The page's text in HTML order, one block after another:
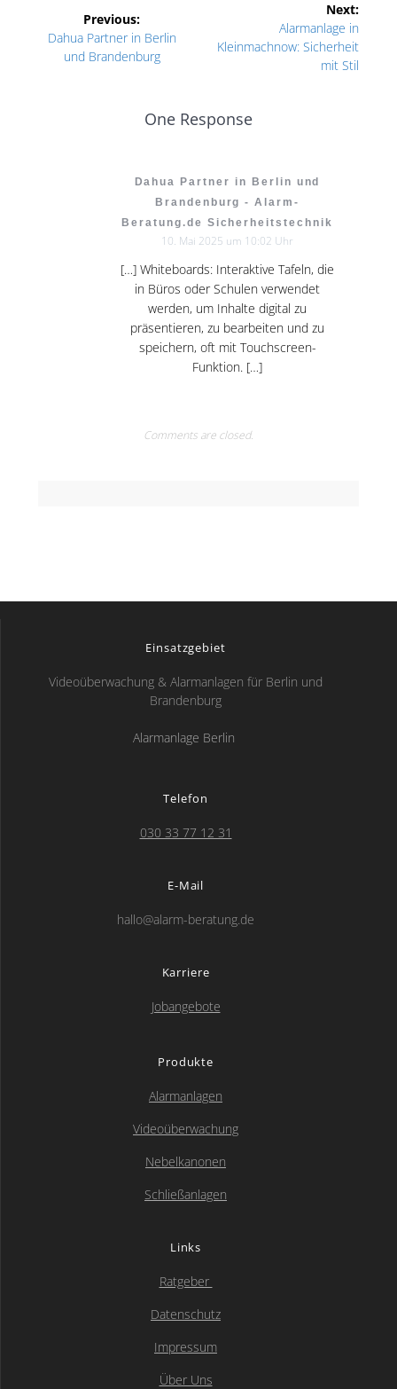
Previous:
Previous
post:
Dahua Partner in Berlin
und Brandenburg
Next:
Next
post:
Alarmanlage in
Kleinmachnow: Sicherheit
mit Stil
One Response
Dahua Partner in Berlin und
Brandenburg - Alarm-
Beratung.de Sicherheitstechnik
10. Mai 2025 um 10:02 Uhr
[…] Whiteboards: Interaktive Tafeln, die
in Büros oder Schulen verwendet
werden, um Inhalte digital zu
präsentieren, zu bearbeiten und zu
speichern, oft mit Touchscreen-
Funktion. […]
Comments are closed.
Einsatzgebiet
Videoüberwachung & Alarmanlagen für Berlin und
Brandenburg
Alarmanlage Berlin
Telefon
030 33 77 12 31
E-Mail
hallo@alarm-beratung.de
Karriere
Jobangebote
Produkte
Alarmanlagen
Videoüberwachung
Nebelkanonen
Schließanlagen
Links
Ratgeber
Datenschutz
Impressum
Über UnsSEHR GUT